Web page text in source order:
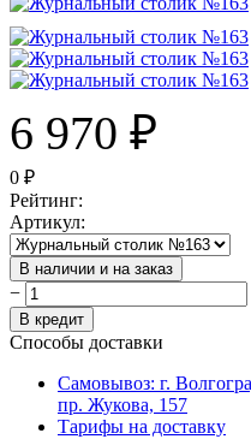
6 970 ₽
0 ₽
Рейтинг:
Артикул:
В наличии и на заказ
−
В кредит
Способы доставки
Самовывоз: г.
пр. Жукова, 157
Тарифы на доставку